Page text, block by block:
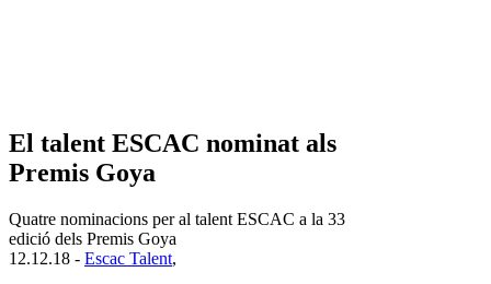
El talent ESCAC nominat als
Premis Goya
Quatre nominacions per al talent ESCAC a la 33
edició dels Premis Goya
12.12.18 - Escac Talent,